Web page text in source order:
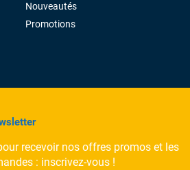
Nouveautés
Promotions
recevoir nos offres promos et les
: inscrivez-vous !